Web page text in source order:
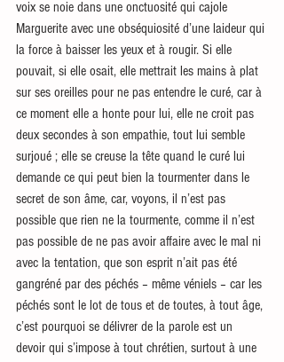
voix se noie dans une onctuosité qui cajole
Marguerite avec une obséquiosité d’une laideur qui
la force à baisser les yeux et à rougir. Si elle
pouvait, si elle osait, elle mettrait les mains à plat
sur ses oreilles pour ne pas entendre le curé, car à
ce moment elle a honte pour lui, elle ne croit pas
deux secondes à son empathie, tout lui semble
surjoué ; elle se creuse la tête quand le curé lui
demande ce qui peut bien la tourmenter dans le
secret de son âme, car, voyons, il n’est pas
possible que rien ne la tourmente, comme il n’est
pas possible de ne pas avoir affaire avec le mal ni
avec la tentation, que son esprit n’ait pas été
gangréné par des péchés – même véniels – car les
péchés sont le lot de tous et de toutes, à tout âge,
c’est pourquoi se délivrer de la parole est un
devoir qui s’impose à tout chrétien, surtout à une